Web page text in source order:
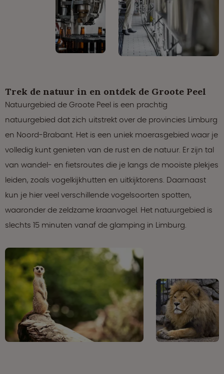
Trek de natuur in en ontdek de Groote Peel
Natuurgebied de Groote Peel is een prachtig
natuurgebied dat zich uitstrekt over de provincies Limburg
en Noord-Brabant. Het is een uniek moerasgebied waar je
volledig kunt genieten van de rust en de natuur. Er zijn tal
van wandel- en fietsroutes die je langs de mooiste plekjes
leiden, zoals vogelkijkhutten en uitkijktorens. Daarnaast
kun je hier veel verschillende vogelsoorten spotten,
waaronder de zeldzame kraanvogel. Het natuurgebied is
slechts 15 minuten vanaf de glamping in Limburg.